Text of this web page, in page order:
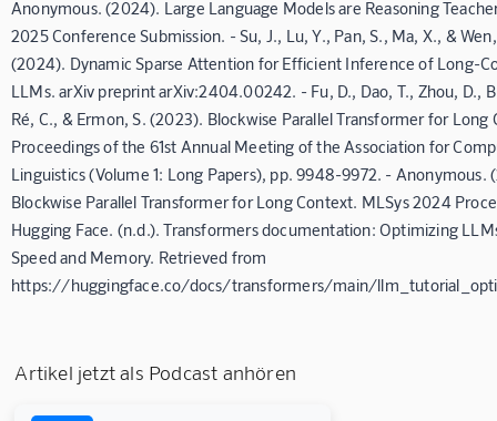
Anonymous. (2024). Large Language Models are Reasoning
2025 Conference Submission. - Su, J., Lu, Y., Pan, S., Ma, X., &
(2024). Dynamic Sparse Attention for Efficient Inference of Long-
LLMs. arXiv preprint arXiv:2404.00242. - Fu, D., Dao, T., Zhou, D.,
Ré, C., & Ermon, S. (2023). Blockwise Parallel Transformer for Long
Proceedings of the 61st Annual Meeting of the Association for
Linguistics (Volume 1: Long Papers), pp. 9948-9972. - Anonymous.
Blockwise Parallel Transformer for Long Context. MLSys 2024
Hugging Face. (n.d.). Transformers documentation: Optimizing
Speed and Memory. Retrieved from
https://huggingface.co/docs/transformers/main/
Artikel jetzt als Podcast anhören